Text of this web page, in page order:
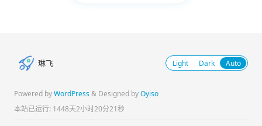
琳飞 Light Dark Auto
Powered byWordPress& Designed byOyiso
本站已运行: 1448天2小时20分21秒